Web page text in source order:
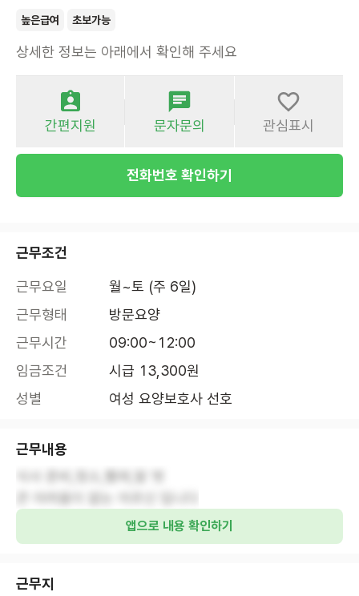
높은급여 초보가능
상세한 정보는 아래에서 확인해 주세요
간편지원 문자문의 관심표시
전화번호 확인하기
근무조건
근무요일
월~토 (주 6일)
근무형태
방문요양
근무시간
09:00~12:00
임금조건
시급 13,300원
성별
여성 요양보호사 선호
근무내용
앱으로 내용 확인하기
근무지